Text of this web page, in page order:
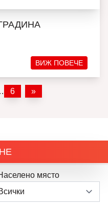
ВИЖ ПОВЕЧЕ
6 »
място